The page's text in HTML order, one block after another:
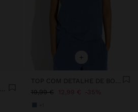
+
19,99 €
12,99 € 35%